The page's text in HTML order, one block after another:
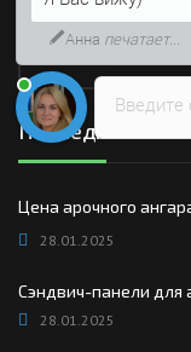
Суббота
Последние
Цена арочного
28.01.2025
Сэндвич-панели для
28.01.2025
Введите
Анна печатает...